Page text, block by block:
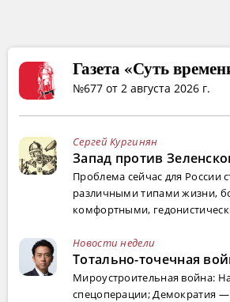
Газета «Суть
№677 от 2 августа 2026 г.
Сергей Кургинян
Запад против
Проблема сейчас для России
различными типами жизни,
комфортными,
Новости недели
Тотально-точечная
Мироустроительная война:
спецоперации; Демократия